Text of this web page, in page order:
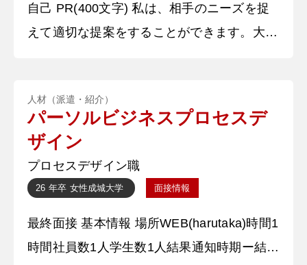
ました。この経験を通じて、限られた時間を
有効活用しながら目標達成に向けて
自己 PR(400文字) 私は、相手のニーズを捉
えて適切な提案をすることができます。大学
画立案を行いました。この際、まず若者目線
で人気のある飲み物の要因について考え、そ
れに基づいた提案を行った結果、数十人の中
から優秀賞に選ばれました。内容は飲料会社
と若者に人気の高い店の提携を行い、若者が
目にする機会を増やすとい
人材（派遣・紹介）
パーソルビジネスプロセスデ
ザイン
プロセスデザイン職
26 年卒 女性成城大学 面接情報
最終面接 基本情報 場所WEB(harutaka)時間1
時間社員数1人学生数1人結果通知時期ー結果